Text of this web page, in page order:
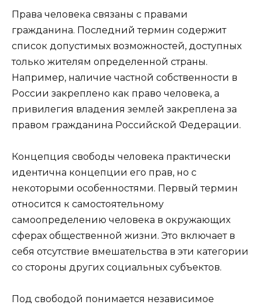
Права человека связаны с правами
гражданина. Последний термин содержит
список допустимых возможностей, доступных
только жителям определенной страны.
Например, наличие частной собственности в
России закреплено как право человека, а
привилегия владения землей закреплена за
правом гражданина Российской Федерации.
Концепция свободы человека практически
идентична концепции его прав, но с
некоторыми особенностями. Первый термин
относится к самостоятельному
самоопределению человека в окружающих
сферах общественной жизни. Это включает в
себя отсутствие вмешательства в эти категории
со стороны других социальных субъектов.
Под свободой понимается независимое